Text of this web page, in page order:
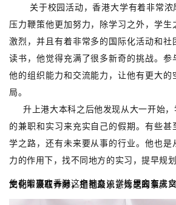
关于校园活动，香港大学有着非常
压力鞭策他更加努力，除学习之外，学生
激烈，并且有着非常多的国际化活动和社
读书，他觉得充满了很多新奇的挑战。参
他的组织能力和交流能力，让他有更大的
局。
升上港大本科之后他发现从大一开始，
的兼职和实习来充实自己的假期。有些甚
学之路，还有未来要从事的行业。他也是
力的作用下，找不同地方的实习，提早规
他非常喜欢香港这个地方，学校里会有来自不同国家和地区的学生们汇聚在一起，相互交流，让校园变成文化聚集地。在不同的文化中汲取养分，是他最乐意为之的事。